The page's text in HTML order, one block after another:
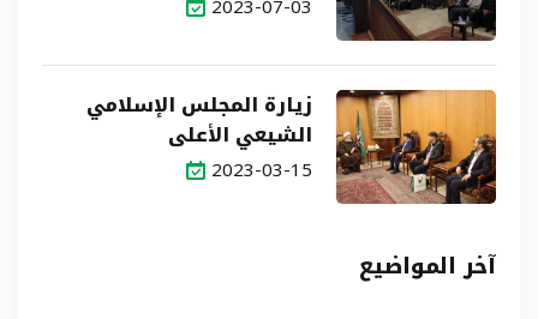
2023-07-03
زيارة المجلس الإسلامي
الشيعي الأعلى
2023-03-15
آخر المواضيع